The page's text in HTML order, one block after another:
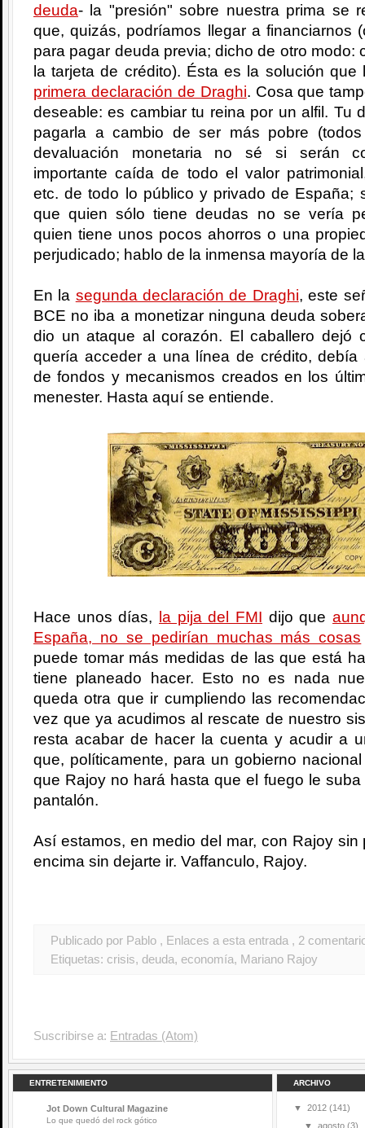
deuda- la "presión" sobre nuestra prima se
que, quizás, podríamos llegar a financiarnos
para pagar deuda previa; dicho de otro modo:
la tarjeta de crédito). Ésta es la solución
primera declaración de Draghi. Cosa que
deseable: es cambiar tu reina por un alfil. Tu
pagarla a cambio de ser más pobre
devaluación monetaria no sé si serán
importante caída de todo el valor
etc. de todo lo público y privado de España;
que quien sólo tiene deudas no se vería
quien tiene unos pocos ahorros o una
perjudicado; hablo de la inmensa mayoría de
En la segunda declaración de Draghi, este
BCE no iba a monetizar ninguna deuda
dio un ataque al corazón. El caballero dejó
quería acceder a una línea de crédito, debía
de fondos y mecanismos creados en los
menester. Hasta aquí se entiende.
Hace unos días, la pija del FMI dijo que
España, no se pedirían muchas más cosas
puede tomar más medidas de las que está
tiene planeado hacer. Esto no es nada
queda otra que ir cumpliendo las
vez que ya acudimos al rescate de nuestro
resta acabar de hacer la cuenta y acudir a
que, políticamente, para un gobierno
que Rajoy no hará hasta que el fuego le
pantalón.
Así estamos, en medio del mar, con Rajoy
encima sin dejarte ir. Vaffanculo, Rajoy.
Publicado por Pablo , Enlaces a esta entrada , 2
Etiquetas: crisis, deuda, economía, Mariano Rajoy
Suscribirse a: Entradas (Atom)
ENTRETENIMIENTO
Jot Down Cultural Magazine
Lo que quedó del rock gótico
ARCHIVO
▼ 2012 (141)
▼
agosto (3)